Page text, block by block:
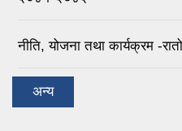
नीति, योजना तथा कार्यक्रम -
अन्य